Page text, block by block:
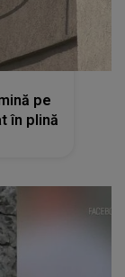
pe
în plină